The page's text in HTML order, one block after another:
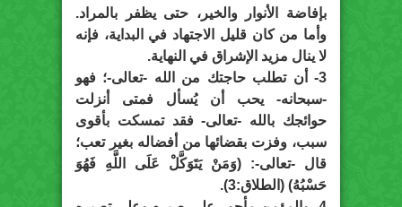
بإفاضة الأنوار والخير، حتى يظفر بالمراد.
وأما من كان قليل الاجتهاد في البداية، فإنه
لا ينال مزيد الإشراق في النهاية.
3- أن تطلب حاجتك من الله -تعالى-؛ فهو
-سبحانه- يحب أن يُسأل فمتى أنزلت
حوائجك بالله -تعالى- فقد تمسكت بأقوى
سبب، وفزت بقضائها من أفضاله بغير تعب؛
قال -تعالى-: (وَمَنْ يَتَوَكَّلْ عَلَى اللَّهِ فَهُوَ
حَسْبُهُ) (الطلاق:3).